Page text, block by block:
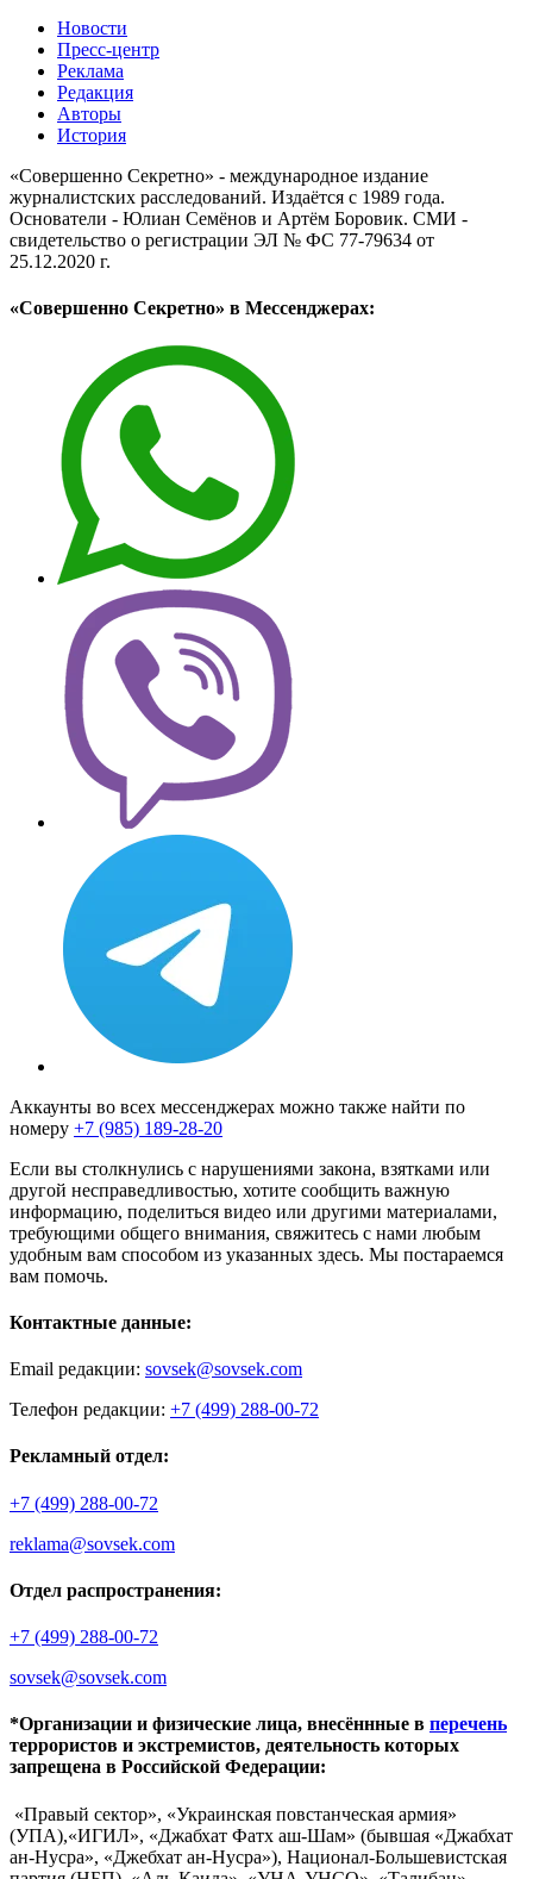
Новости
Пресс-центр
Реклама
Редакция
Авторы
История
«Совершенно Секретно» - международное издание
журналистских расследований. Издаётся с 1989 года.
Основатели - Юлиан Семёнов и Артём Боровик. CМИ -
свидетельство о регистрации ЭЛ № ФС 77-79634 от
25.12.2020 г.
«Совершенно Секретно» в Мессенджерах:
Аккаунты во всех мессенджерах можно также найти по
номеру +7 (985) 189-28-20
Если вы столкнулись с нарушениями закона, взятками или
другой несправедливостью, хотите сообщить важную
информацию, поделиться видео или другими материалами,
требующими общего внимания, свяжитесь с нами любым
удобным вам способом из указанных здесь. Мы постараемся
вам помочь.
Контактные данные:
Email редакции: sovsek@sovsek.com
Телефон редакции: +7 (499) 288-00-72
Рекламный отдел:
+7 (499) 288-00-72
reklama@sovsek.com
Отдел распространения:
+7 (499) 288-00-72
sovsek@sovsek.com
*Организации и физические лица, внесённные в перечень
террористов и экстремистов, деятельность которых
запрещена в Российской Федерации:
«Правый сектор», «Украинская повстанческая армия»
(УПА),«ИГИЛ», «Джабхат Фатх аш-Шам» (бывшая «Джабхат
ан-Нусра», «Джебхат ан-Нусра»), Национал-Большевистская